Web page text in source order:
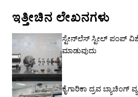
ಇತ್ತೀಚಿನ ಲೇಖನಗಳು
ಸ್ಟೇನ್‌ಲೆಸ್ ಸ್ಟೀಲ್ ಪಂಪ್
ಮಾಡುವುದು
ಕೈಗಾರಿಕಾ ದ್ರವ ಬ್ಯಾಚಿಂಗ್